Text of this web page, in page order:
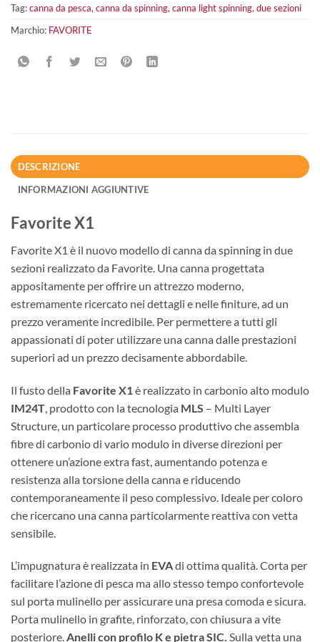
Tag:canna da pesca, canna da spinning, canna light spinning, due sezioni
Marchio: FAVORITE
DESCRIZIONE
INFORMAZIONI AGGIUNTIVE
Favorite X1
Favorite X1 è il nuovo modello di canna da spinning in due
sezioni realizzato da Favorite. Una canna progettata
appositamente per offrire un attrezzo moderno,
estremamente ricercato nei dettagli e nelle finiture, ad un
prezzo veramente incredibile. Per permettere a tutti gli
appassionati di poter utilizzare una canna dalle prestazioni
superiori ad un prezzo decisamente abbordabile.
Il fusto della Favorite X1 è realizzato in carbonio alto modulo
IM24T , prodotto con la tecnologia MLS – Multi Layer
Structure, un particolare processo produttivo che assembla
fibre di carbonio di vario modulo in diverse direzioni per
ottenere un’azione extra fast, aumentando potenza e
resistenza alla torsione della canna e riducendo
contemporaneamente il peso complessivo. Ideale per coloro
che ricercano una canna particolarmente reattiva con vetta
sensibile.
L’impugnatura è realizzata in EVAdi ottima qualità. Corta per
facilitare l’azione di pesca ma allo stesso tempo confortevole
sul porta mulinello per assicurare una presa comoda e sicura.
Porta mulinello in grafite, rinforzato, con chiusura a vite
posteriore.Anelli con profilo K e pietra SIC. Sulla vetta una